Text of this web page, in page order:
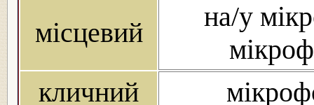
місцевий
на/у
кличний